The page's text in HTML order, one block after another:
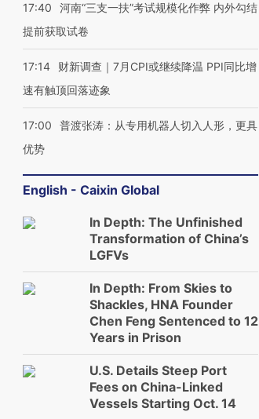
17:40
河南“三支一扶”考试规模化作弊 内外勾结
提前获取试卷
17:14
财新调查｜7月CPI或继续降温 PPI同比增
速有触顶回落迹象
17:00
普渡张涛：从专用机器人切入人形，更具
优势
English - Caixin Global
In Depth: The Unfinished
Transformation of China’s
LGFVs
In Depth: From Skies to
Shackles, HNA Founder
Chen Feng Sentenced to 12
Years in Prison
U.S. Details Steep Port
Fees on China-Linked
Vessels Starting Oct. 14